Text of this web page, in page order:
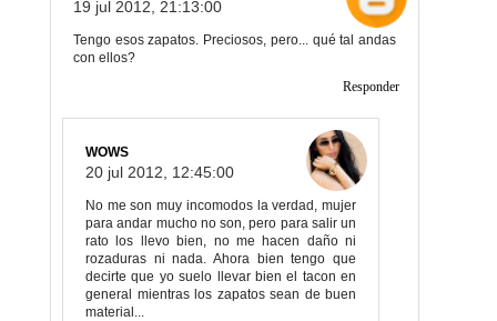
19 jul 2012, 21:13:00
Tengo esos zapatos. Preciosos, pero... qué tal andas
con ellos?
Responder
WOWS
20 jul 2012, 12:45:00
No me son muy incomodos la verdad, mujer
para andar mucho no son, pero para salir un
rato los llevo bien, no me hacen daño ni
rozaduras ni nada. Ahora bien tengo que
decirte que yo suelo llevar bien el tacon en
general mientras los zapatos sean de buen
material...